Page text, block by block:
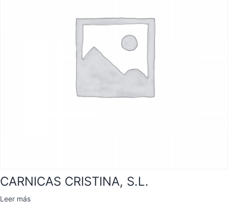
CARNICAS CRISTINA, S.L.
Leer más